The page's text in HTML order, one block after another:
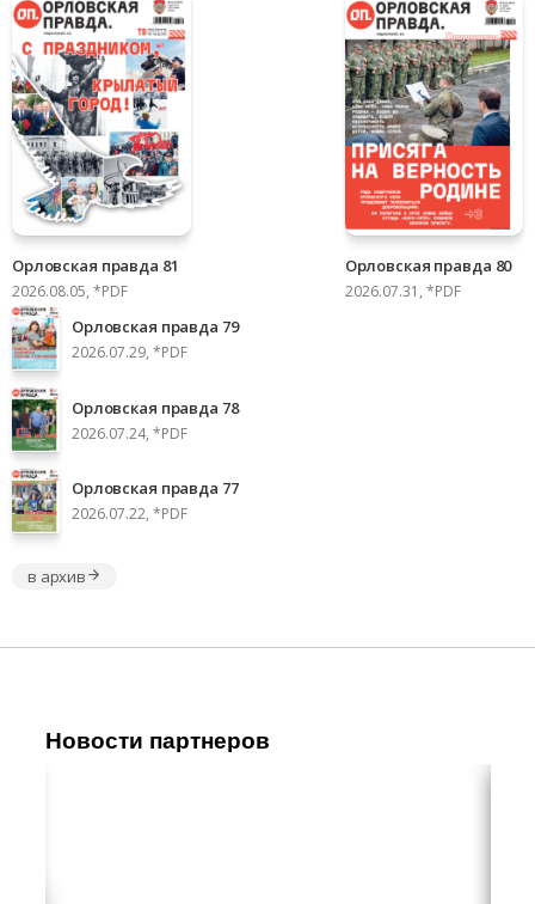
Орловская правда 81
2026.08.05, *PDF
Орловская правда 80
2026.07.31, *PDF
Орловская правда 79
2026.07.29, *PDF
Орловская правда 78
2026.07.24, *PDF
Орловская правда 77
2026.07.22, *PDF
в архив
Новости партнеров